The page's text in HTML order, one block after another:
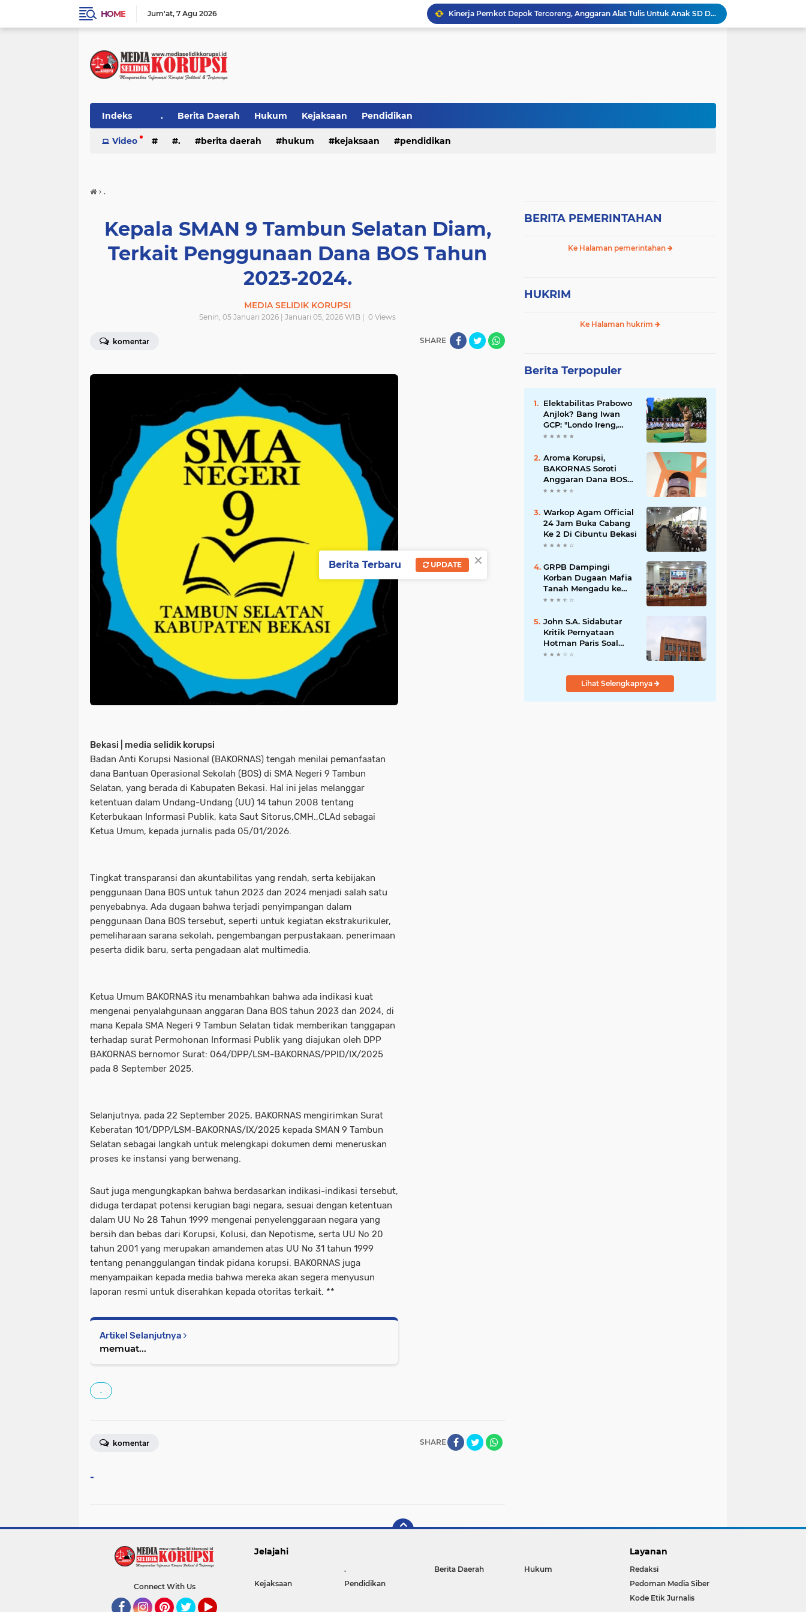
HOME Jum'at 7 Agu 2026
Kinerja Pemkot Depok Tercoreng, Anggaran Alat Tulis Untuk Anak SD Diduga Di Mark Up Hingga 1,1 Miliar Dari Total Anggaran 8,6 Miliar
Kepala SD Advent Bangko Kiri Diduga Korupsi BOS Reguler Anggaran Tahun 2025, DPP TOPAN-RI Minta Klarifikasi pertanggungjawaban
John S.A. Sidabutar Kritik Pernyataan Hotman Paris Soal Penetapan Tersangka Dan Soroti Sikap Terhadap Insan Pers
Indeks . Berita Daerah Hukum Kejaksaan Pendidikan
Video . berita daerah hukum kejaksaan pendidikan
› .
Kepala SMAN 9 Tambun Selatan Diam,
Terkait Penggunaan Dana BOS Tahun
2023-2024.
MEDIA SELIDIK KORUPSI
Senin, 05 Januari 2026 | Januari 05, 2026 WIB | 0 Views
komentar SHARE
Bekasi | media selidik korupsi
Badan Anti Korupsi Nasional (BAKORNAS) tengah menilai pemanfaatan
dana Bantuan Operasional Sekolah (BOS) di SMA Negeri 9 Tambun
Selatan, yang berada di Kabupaten Bekasi. Hal ini jelas melanggar
ketentuan dalam Undang-Undang (UU) 14 tahun 2008 tentang
Keterbukaan Informasi Publik, kata Saut Sitorus,CMH.,CLAd sebagai
Ketua Umum, kepada jurnalis pada 05/01/2026.
Tingkat transparansi dan akuntabilitas yang rendah, serta kebijakan
penggunaan Dana BOS untuk tahun 2023 dan 2024 menjadi salah satu
penyebabnya. Ada dugaan bahwa terjadi penyimpangan dalam
penggunaan Dana BOS tersebut, seperti untuk kegiatan ekstrakurikuler,
pemeliharaan sarana sekolah, pengembangan perpustakaan, penerimaan
peserta didik baru, serta pengadaan alat multimedia.
Ketua Umum BAKORNAS itu menambahkan bahwa ada indikasi kuat
mengenai penyalahgunaan anggaran Dana BOS tahun 2023 dan 2024, di
mana Kepala SMA Negeri 9 Tambun Selatan tidak memberikan tanggapan
terhadap surat Permohonan Informasi Publik yang diajukan oleh DPP
BAKORNAS bernomor Surat: 064/DPP/LSM-BAKORNAS/PPID/IX/2025
pada 8 September 2025.
Selanjutnya, pada 22 September 2025, BAKORNAS mengirimkan Surat
Keberatan 101/DPP/LSM-BAKORNAS/IX/2025 kepada SMAN 9 Tambun
Selatan sebagai langkah untuk melengkapi dokumen demi meneruskan
proses ke instansi yang berwenang.
Saut juga mengungkapkan bahwa berdasarkan indikasi-indikasi tersebut,
diduga terdapat potensi kerugian bagi negara, sesuai dengan ketentuan
dalam UU No 28 Tahun 1999 mengenai penyelenggaraan negara yang
bersih dan bebas dari Korupsi, Kolusi, dan Nepotisme, serta UU No 20
tahun 2001 yang merupakan amandemen atas UU No 31 tahun 1999
tentang penanggulangan tindak pidana korupsi. BAKORNAS juga
menyampaikan kepada media bahwa mereka akan segera menyusun
laporan resmi untuk diserahkan kepada otoritas terkait. **
Artikel Selanjutnya
memuat...
.
SHARE
komentar
-
BERITA PEMERINTAHAN
Ke Halaman pemerintahan
HUKRIM
Ke Halaman hukrim
Berita Terpopuler
Elektabilitas Prabowo
Anjlok? Bang Iwan
GCP: "Londo Ireng,
Jangan Bermimpi
Bangun dari Tidurmu,
Ini Presiden Pilihan
Rakyat Indonesia"
Aroma Korupsi,
BAKORNAS Soroti
Anggaran Dana BOS
SMA Negeri 2 Cikarang
Miliar
Warkop Agam Official
24 Jam Buka Cabang
Ke 2 Di Cibuntu Bekasi
GRPB Dampingi
Korban Dugaan Mafia
Tanah Mengadu ke
DPR RI, Oscar
Harus Hadir, Jangan
Biarkan Rakyat
Berjuang Sendiri
John S.A. Sidabutar
Kritik Pernyataan
Hotman Paris Soal
Penetapan Tersangka
Terhadap Insan Pers
Lihat Selengkapnya
Connect With Us
Jelajahi
. Berita Daerah
Hukum
Kejaksaan
Pendidikan
Layanan
Redaksi
Pedoman Media Siber
Kode Etik Jurnalis
×
Berita Terbaru UPDATE